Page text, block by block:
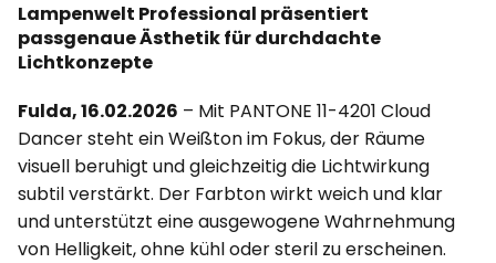
Lampenwelt Professional präsentiert
passgenaue Ästhetik für durchdachte
Lichtkonzepte
Fulda, 16.02.2026 – Mit PANTONE 11-4201 Cloud
Dancer steht ein Weißton im Fokus, der Räume
visuell beruhigt und gleichzeitig die Lichtwirkung
subtil verstärkt. Der Farbton wirkt weich und klar
und unterstützt eine ausgewogene Wahrnehmung
von Helligkeit, ohne kühl oder steril zu erscheinen.